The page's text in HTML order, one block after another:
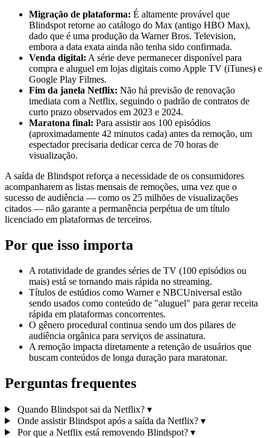
Migração de plataforma: É altamente provável que
Blindspot retorne ao catálogo do Max (antigo HBO Max),
dado que é uma produção da Warner Bros. Television,
embora a data exata ainda não tenha sido confirmada.
Venda digital: A série deve permanecer disponível para
compra e aluguel em lojas digitais como Apple TV (iTunes) e
Google Play Filmes.
Fim da janela Netflix: Não há previsão de renovação
imediata com a Netflix, seguindo o padrão de contratos de
curto prazo observados em 2023 e 2024.
Maratona final: Para assistir aos 100 episódios
(aproximadamente 42 minutos cada) antes da remoção, um
espectador precisaria dedicar cerca de 70 horas de
visualização.
A saída de Blindspot reforça a necessidade de os consumidores
acompanharem as listas mensais de remoções, uma vez que o
sucesso de audiência — como os 25 milhões de visualizações
citados — não garante a permanência perpétua de um título
licenciado em plataformas de terceiros.
Por que isso importa
A rotatividade de grandes séries de TV (100 episódios ou
mais) está se tornando mais rápida no streaming.
Títulos de estúdios como Warner e NBCUniversal estão
sendo usados como conteúdo de "aluguel" para gerar receita
rápida em plataformas concorrentes.
O gênero procedural continua sendo um dos pilares de
audiência orgânica para serviços de assinatura.
A remoção impacta diretamente a retenção de usuários que
buscam conteúdos de longa duração para maratonar.
Perguntas frequentes
Quando Blindspot sai da Netflix? ▾
Onde assistir Blindspot após a saída da Netflix? ▾
Por que a Netflix está removendo Blindspot? ▾